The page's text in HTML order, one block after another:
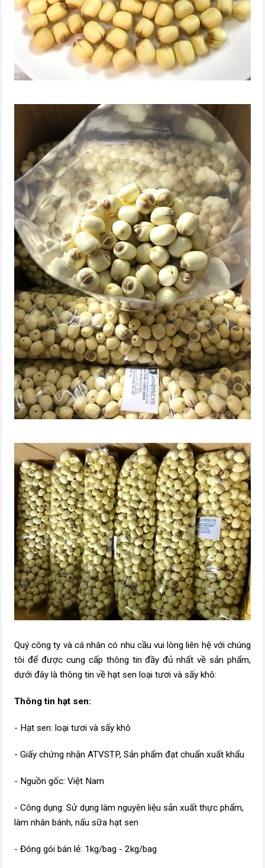
Quý công ty và cá nhân có nhu cầu vui lòng liên hệ với chúng
tôi để được cung cấp thông tin đầy đủ nhất về sản phẩm,
dưới đây là thông tin về hạt sen loại tươi và sấy khô:
Thông tin hạt sen:
- Hạt sen: loại tươi và sấy khô
- Giấy chứng nhận ATVSTP, Sản phẩm đạt chuẩn xuất khẩu
- Nguồn gốc: Việt Nam
- Công dụng: Sử dụng làm nguyên liệu sản xuất thực phẩm,
làm nhân bánh, nấu sữa hạt sen
- Đóng gói bán lẻ: 1kg/bag - 2kg/bag